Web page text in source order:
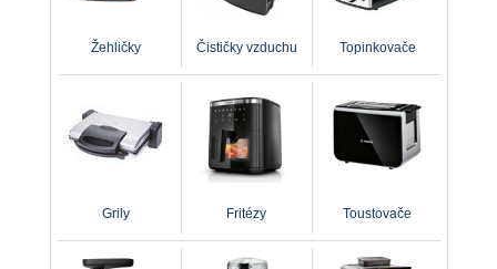
Žehličky Čističky vzduchu Topinkovače
Grily Fritézy Toustovače